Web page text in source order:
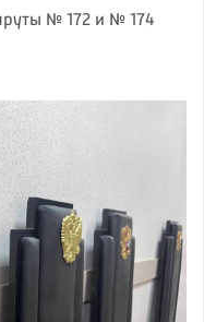
№ 172 и № 174